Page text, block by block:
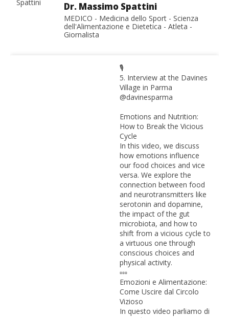
Dr. Massimo Spattini
MEDICO - Medicina dello Sport - Scienza
dell'Alimentazione e Dietetica - Atleta -
Giornalista
🎙️
5. Interview at the Davines
Village in Parma
@davinesparma
Emotions and Nutrition:
How to Break the Vicious
Cycle
In this video, we discuss
how emotions influence
our food choices and vice
versa. We explore the
connection between food
and neurotransmitters like
serotonin and dopamine,
the impact of the gut
microbiota, and how to
shift from a vicious cycle to
a virtuous one through
conscious choices and
physical activity.
▫️▫️▫️
Emozioni e Alimentazione:
Come Uscire dal Circolo
Vizioso
In questo video parliamo di